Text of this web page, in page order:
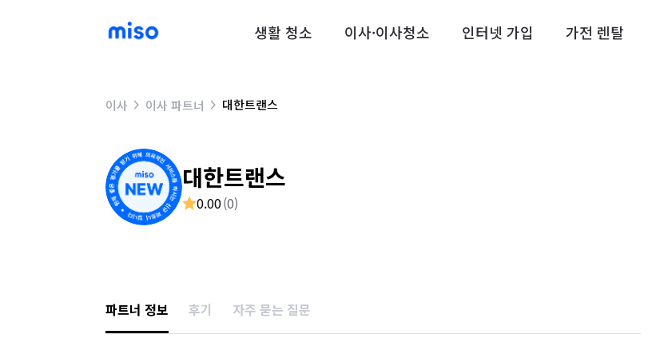
생활 청소 이사·이사청소 인터넷 가입 가전 렌탈
이사 이사 파트너 대한트랜스
대한트랜스
0.00(0)
파트너 정보 후기 자주 묻는 질문